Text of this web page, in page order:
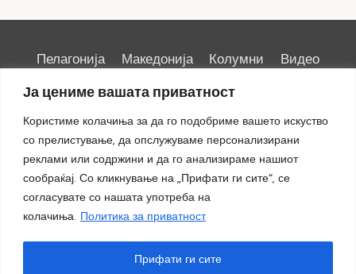
Ја цениме вашата приватност
Користиме колачиња за да го подобриме вашето искуство
со прелистување, да опслужуваме персонализирани
реклами или содржини и да го анализираме нашиот
сообраќај. Со кликнување на „Прифати ги сите“, се
согласувате со нашата употреба на
колачиња. Политика за приватност
Прифати ги сите
Пелагонија Македонија Колумни
Видео
Емисии
Култура Здравје
Занимливости
Спорт
ИРИС
Импресум